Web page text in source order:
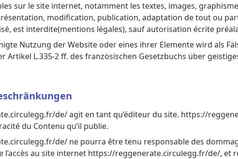
sur le site internet, notamment les textes, images,
modification, publication, adaptation de tout ou
est interdite(mentions légales), sauf autorisation écrite
Nutzung der Website oder eines ihrer Elemente wird als
Artikel L.335-2 ff. des französischen Gesetzbuchs über
de/ agit en tant qu’éditeur du site. https://
du Contenu qu’il publie.
de/ ne pourra être tenu responsable des
l’accès au site internet https://reggenerate.circulegg.fr/de/, et